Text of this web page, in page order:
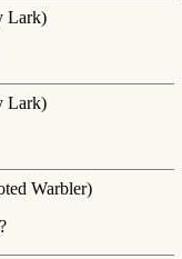
Lark)
Lark)
Warbler)